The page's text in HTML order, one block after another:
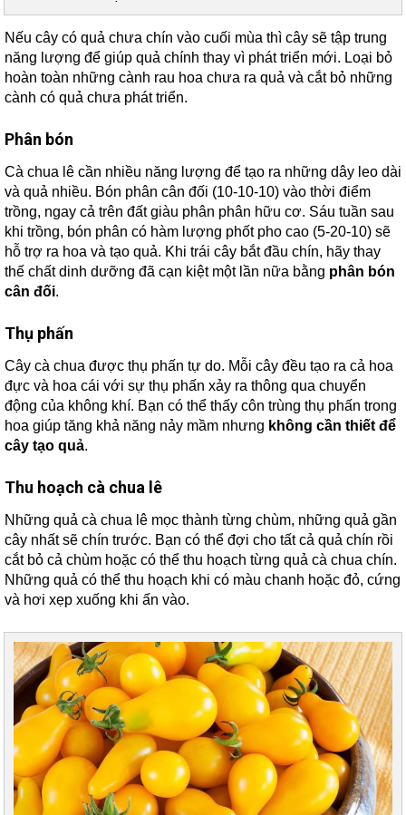
Nếu cây có quả chưa chín vào cuối mùa thì cây sẽ tập trung
năng lượng để giúp quả chính thay vì phát triển mới. Loại bỏ
hoàn toàn những cành rau hoa chưa ra quả và cắt bỏ những
cành có quả chưa phát triển.
Phân bón
Cà chua lê cần nhiều năng lượng để tạo ra những dây leo dài
và quả nhiều. Bón phân cân đối (10-10-10) vào thời điểm
trồng, ngay cả trên đất giàu phân phân hữu cơ. Sáu tuần sau
khi trồng, bón phân có hàm lượng phốt pho cao (5-20-10) sẽ
hỗ trợ ra hoa và tạo quả. Khi trái cây bắt đầu chín, hãy thay
thế chất dinh dưỡng đã cạn kiệt một lần nữa bằng phân bón
cân đối.
Thụ phấn
Cây cà chua được thụ phấn tự do. Mỗi cây đều tạo ra cả hoa
đực và hoa cái với sự thụ phấn xảy ra thông qua chuyển
động của không khí. Bạn có thể thấy côn trùng thụ phấn trong
hoa giúp tăng khả năng nảy mầm nhưng không cần thiết để
cây tạo quả.
Thu hoạch cà chua lê
Những quả cà chua lê mọc thành từng chùm, những quả gần
cây nhất sẽ chín trước. Bạn có thể đợi cho tất cả quả chín rồi
cắt bỏ cả chùm hoặc có thể thu hoạch từng quả cà chua chín.
Những quả có thể thu hoạch khi có màu chanh hoặc đỏ, cứng
và hơi xẹp xuống khi ấn vào.